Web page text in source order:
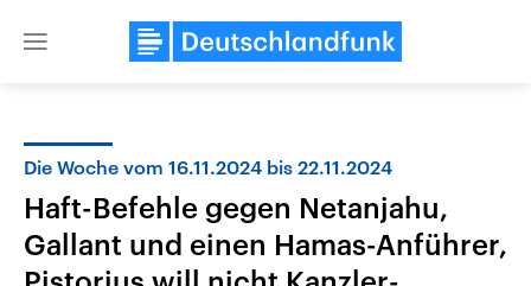
Close
Die Woche vom 16.11.2024 bis 22.11.2024
Haft-Befehle gegen Netanjahu,
Gallant und einen Hamas-Anführer,